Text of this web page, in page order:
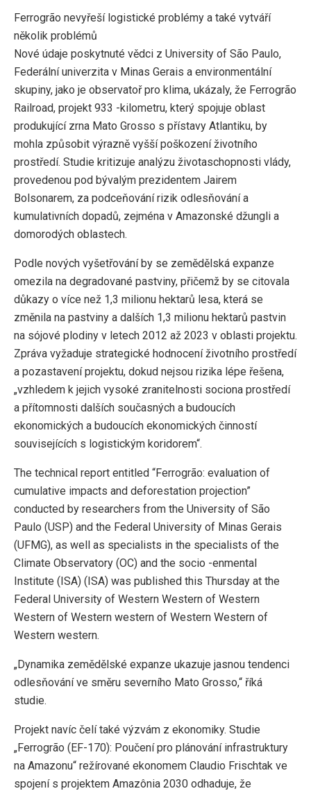
Ferrogrão nevyřeší logistické problémy a také vytváří
několik problémů
Nové údaje poskytnuté vědci z University of São Paulo,
Federální univerzita v Minas Gerais a environmentální
skupiny, jako je observatoř pro klima, ukázaly, že Ferrogrão
Railroad, projekt 933 -kilometru, který spojuje oblast
produkující zrna Mato Grosso s přístavy Atlantiku, by
mohla způsobit výrazně vyšší poškození životního
prostředí. Studie kritizuje analýzu životaschopnosti vlády,
provedenou pod bývalým prezidentem Jairem
Bolsonarem, za podceňování rizik odlesňování a
kumulativních dopadů, zejména v Amazonské džungli a
domorodých oblastech.
Podle nových vyšetřování by se zemědělská expanze
omezila na degradované pastviny, přičemž by se citovala
důkazy o více než 1,3 milionu hektarů lesa, která se
změnila na pastviny a dalších 1,3 milionu hektarů pastvin
na sójové plodiny v letech 2012 až 2023 v oblasti projektu.
Zpráva vyžaduje strategické hodnocení životního prostředí
a pozastavení projektu, dokud nejsou rizika lépe řešena,
„vzhledem k jejich vysoké zranitelnosti sociona prostředí
a přítomnosti dalších současných a budoucích
ekonomických a budoucích ekonomických činností
souvisejících s logistickým koridorem“.
The technical report entitled “Ferrogrão: evaluation of
cumulative impacts and deforestation projection”
conducted by researchers from the University of São
Paulo (USP) and the Federal University of Minas Gerais
(UFMG), as well as specialists in the specialists of the
Climate Observatory (OC) and the socio -enmental
Institute (ISA) (ISA) was published this Thursday at the
Federal University of Western Western of Western
Western of Western western of Western Western of
Western western.
„Dynamika zemědělské expanze ukazuje jasnou tendenci
odlesňování ve směru severního Mato Grosso,“ říká
studie.
Projekt navíc čelí také výzvám z ekonomiky. Studie
„Ferrogrão (EF-170): Poučení pro plánování infrastruktury
na Amazonu“ režírované ekonomem Claudio Frischtak ve
spojení s projektem Amazônia 2030 odhaduje, že